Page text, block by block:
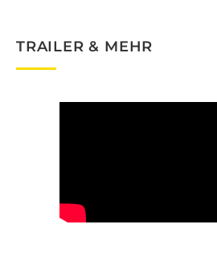
TRAILER & MEHR